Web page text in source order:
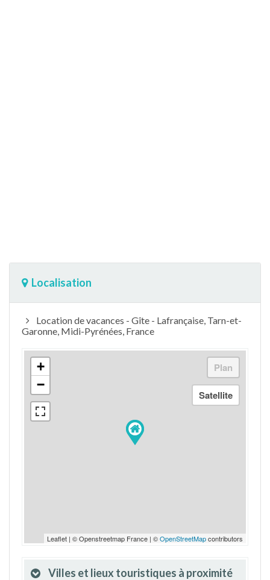
Localisation
Location de vacances - Gîte - Lafrançaise, Tarn-et-
Garonne, Midi-Pyrénées, France
+
−
Leaflet | © Openstreetmap France | ©OpenStreetMapcontributors
Villes et lieux touristiques à proximité